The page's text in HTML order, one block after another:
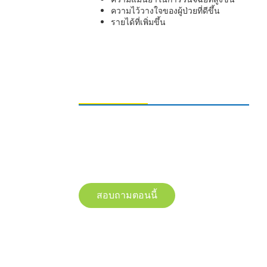
ความไว้วางใจของผู้ป่วยที่ดีขึ้น
รายได้ที่เพิ่มขึ้น
สอบถามตอนนี้